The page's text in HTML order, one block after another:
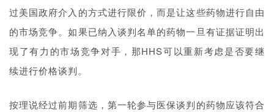
过美国政府介入的方式进行限价，而是让这些药物进行自由
的市场竞争。如果已纳入谈判名单的药物一旦有证据证明出
现了有力的市场竞争对手，那HHS可以重新考虑是否要继
续进行价格谈判。
按理说经过前期筛选，第一轮参与医保谈判的药物应该符合